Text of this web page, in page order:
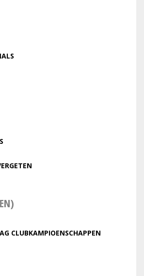
CLUBKAMPIOENSCHAPPEN